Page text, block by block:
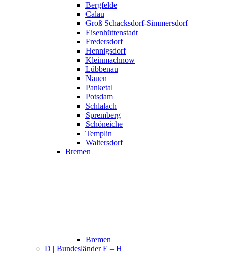
Bergfelde
Calau
Groß Schacksdorf-Simmersdorf
Eisenhüttenstadt
Fredersdorf
Hennigsdorf
Kleinmachnow
Lübbenau
Nauen
Panketal
Potsdam
Schlalach
Spremberg
Schöneiche
Templin
Waltersdorf
Bremen
Bremen
D | Bundesländer E – H